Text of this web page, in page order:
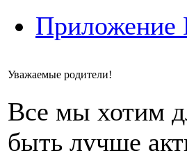
Уважаемые родители!
Все мы хотим
быть лучше